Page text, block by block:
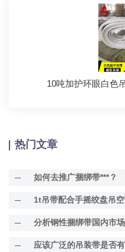
10吨加护环眼白色
热门文章
如何去推广捆绑带***？
1t吊带配合手摇绞盘吊
分析钢性捆绑带国内市
应该广泛的吊装带是否